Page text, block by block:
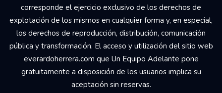
corresponde el ejercicio exclusivo de los derechos de
explotación de los mismos en cualquier forma y, en especial,
los derechos de reproducción, distribución, comunicación
pública y transformación. El acceso y utilización del sitio web
everardoherrera.com que Un Equipo Adelante pone
gratuitamente a disposición de los usuarios implica su
aceptación sin reservas.